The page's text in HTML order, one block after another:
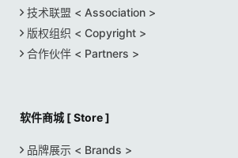
技术联盟 < Association >
版权组织 < Copyright >
合作伙伴 < Partners >
软件商城 [ Store ]
品牌展示 < Brands >